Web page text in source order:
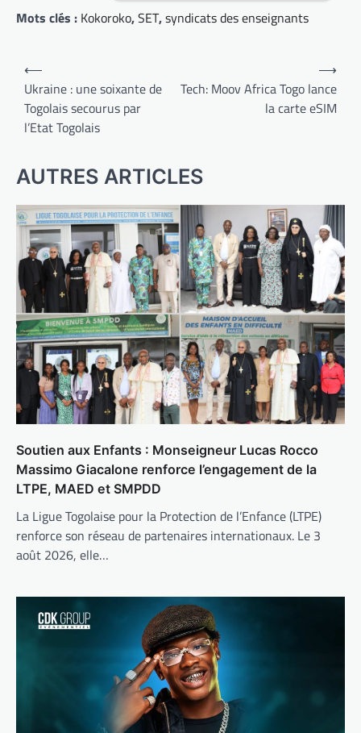
Mots clés : Kokoroko,SET,syndicats des enseignants
Navigation
de
l’article
⟵
Ukraine : une soixante de
Togolais secourus par
l’Etat Togolais
Tech: Moov Africa Togo lance
la carte eSIM
⟶
AUTRES ARTICLES
Soutien aux Enfants : Monseigneur Lucas Rocco
Massimo Giacalone renforce l’engagement de la
LTPE, MAED et SMPDD
La Ligue Togolaise pour la Protection de l’Enfance (LTPE)
renforce son réseau de partenaires internationaux. Le 3
août 2026, elle…